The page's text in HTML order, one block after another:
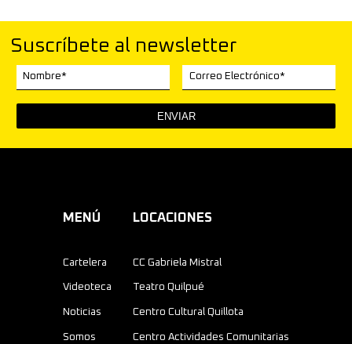
Suscríbete al newsletter
Nombre* Correo Electrónico*
MENÚ
Cartelera
Videoteca
Noticias
Somos
LOCACIONES
CC Gabriela Mistral
Teatro Quilpué
Centro Cultural Quillota
Centro Actividades Comunitarias